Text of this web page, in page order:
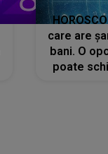
care are
bani. O
poate